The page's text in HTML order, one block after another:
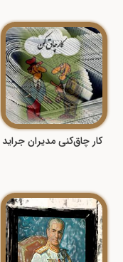
کار چاق‌کنی مدیران جراید